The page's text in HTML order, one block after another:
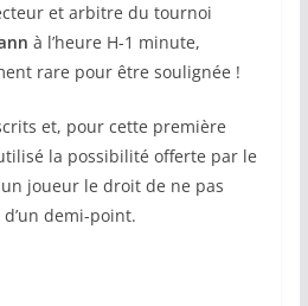
et arbitre du tournoi
à l’heure H-1 minute,
rare pour être soulignée !
et, pour cette première
la possibilité offerte par le
joueur le droit de ne pas
demi-point.